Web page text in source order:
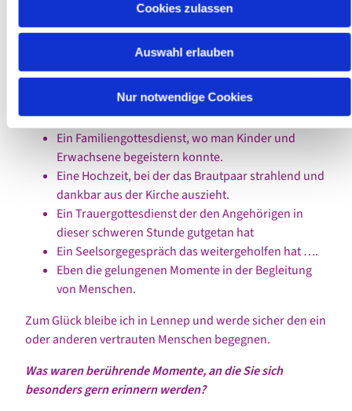
Cookies zulassen
Auswahl erlauben
Nur notwendige Cookies
Pfarrer Joachim Pöplau
Was ich am meisten vermissen werde sind die Momente
wo man für sich selber genau weiß und es von anderen
Bestätigt bekommt: Du hast den richtigen Beruf gewählt!
Ein Familiengottesdienst, wo man Kinder und
Erwachsene begeistern konnte.
Eine Hochzeit, bei der das Brautpaar strahlend und
dankbar aus der Kirche auszieht.
Ein Trauergottesdienst der den Angehörigen in
dieser schweren Stunde gutgetan hat
Ein Seelsorgegespräch das weitergeholfen hat ….
Eben die gelungenen Momente in der Begleitung
von Menschen.
Zum Glück bleibe ich in Lennep und werde sicher den ein
oder anderen vertrauten Menschen begegnen.
Was waren berührende Momente, an die Sie sich
besonders gern erinnern werden?